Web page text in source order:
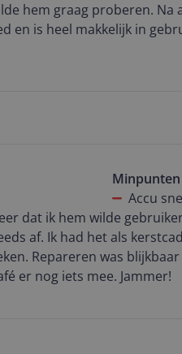
hem graag proberen. Na
en is heel makkelijk in
dat ik hem wilde
af. Ik had het als
Repareren was blijkbaar
er nog iets mee. Jammer!
Minpunten
Accu